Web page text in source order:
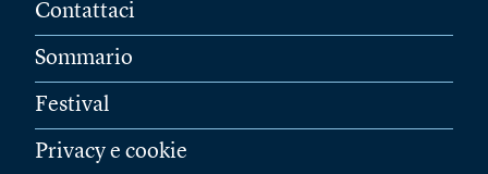
Contattaci
Sommario
Festival
Privacy e cookie